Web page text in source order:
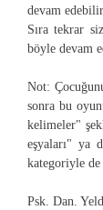
devam
Sıra tekrar
böyle devam
Not:
sonra bu
kelimeler"
eşyaları" ya
kategoriyle de
Psk. Dan.